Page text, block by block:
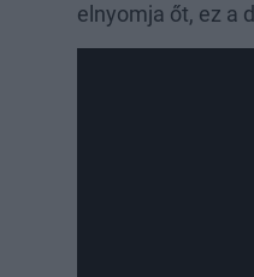
elnyomja őt, ez a